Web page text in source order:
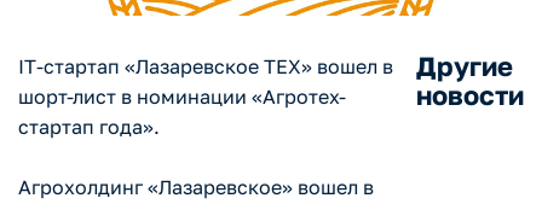
IT-стартап «Лазаревское ТЕХ» вошел в
шорт-лист в номинации «Агротех-
стартап года».
Агрохолдинг «Лазаревское» вошел в
Другие
новости